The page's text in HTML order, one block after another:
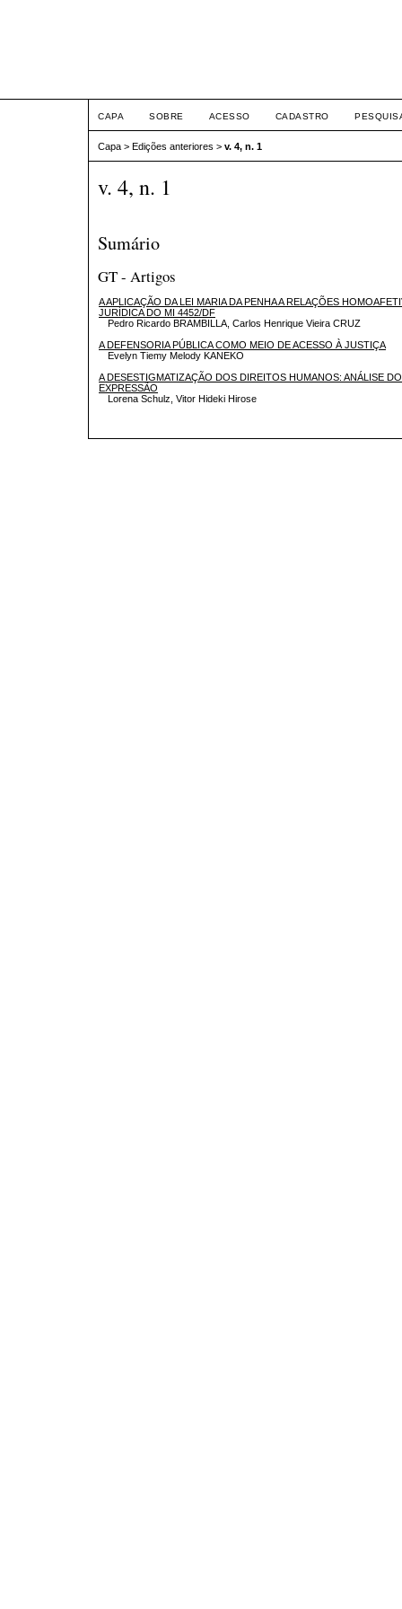
CAPA SOBRE ACESSO CADASTRO
Capa > Edições anteriores > v. 4, n. 1
v. 4, n. 1
Sumário
GT - Artigos
A APLICAÇÃO DA LEI MARIA DA PENHA A RELAÇÕES
JURÍDICA DO MI 4452/DF
Pedro Ricardo BRAMBILLA, Carlos Henrique Vieira CRUZ
A DEFENSORIA PÚBLICA COMO MEIO DE ACESSO À JUSTIÇA
Evelyn Tiemy Melody KANEKO
A DESESTIGMATIZAÇÃO DOS DIREITOS HUMANOS: ANÁLISE
EXPRESSÃO
Lorena Schulz, Vitor Hideki Hirose